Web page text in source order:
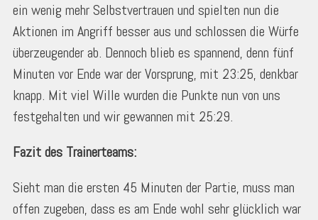
ein wenig mehr Selbstvertrauen und spielten nun die
Aktionen im Angriff besser aus und schlossen die Würfe
überzeugender ab. Dennoch blieb es spannend, denn fünf
Minuten vor Ende war der Vorsprung, mit 23:25, denkbar
knapp. Mit viel Wille wurden die Punkte nun von uns
festgehalten und wir gewannen mit 25:29.
Fazit des Trainerteams:
Sieht man die ersten 45 Minuten der Partie, muss man
offen zugeben, dass es am Ende wohl sehr glücklich war